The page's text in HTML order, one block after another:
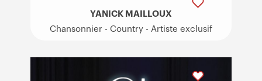
YANICK MAILLOUX
Chansonnier - Country - Artiste exclusif